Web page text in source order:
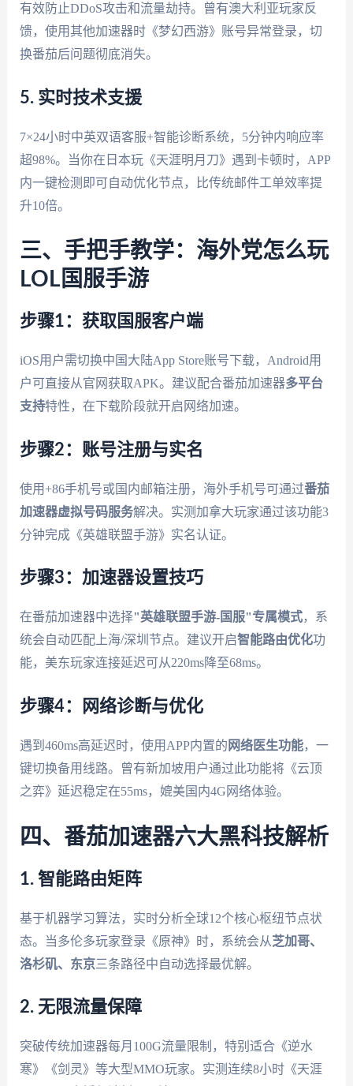
有效防止DDoS攻击和流量劫持。曾有澳大利亚玩家反
馈，使用其他加速器时《梦幻西游》账号异常登录，切
换番茄后问题彻底消失。
5. 实时技术支援
7×24小时中英双语客服+智能诊断系统，5分钟内响应率
超98%。当你在日本玩《天涯明月刀》遇到卡顿时，APP
内一键检测即可自动优化节点，比传统邮件工单效率提
升10倍。
三、手把手教学：海外党怎么玩
LOL国服手游
步骤1：获取国服客户端
iOS用户需切换中国大陆App Store账号下载，Android用
户可直接从官网获取APK。建议配合番茄加速器多平台
支持特性，在下载阶段就开启网络加速。
步骤2：账号注册与实名
使用+86手机号或国内邮箱注册，海外手机号可通过番茄
加速器虚拟号码服务解决。实测加拿大玩家通过该功能3
分钟完成《英雄联盟手游》实名认证。
步骤3：加速器设置技巧
在番茄加速器中选择"英雄联盟手游-国服"专属模式，系
统会自动匹配上海/深圳节点。建议开启智能路由优化功
能，美东玩家连接延迟可从220ms降至68ms。
步骤4：网络诊断与优化
遇到460ms高延迟时，使用APP内置的 网络医生功能，一
键切换备用线路。曾有新加坡用户通过此功能将《云顶
之弈》延迟稳定在55ms，媲美国内4G网络体验。
四、番茄加速器六大黑科技解析
1. 智能路由矩阵
基于机器学习算法，实时分析全球12个核心枢纽节点状
态。当多伦多玩家登录《原神》时，系统会从芝加哥、
洛杉矶、东京三条路径中自动选择最优解。
2. 无限流量保障
突破传统加速器每月100G流量限制，特别适合《逆水
寒》《剑灵》等大型MMO玩家。实测连续8小时《天涯